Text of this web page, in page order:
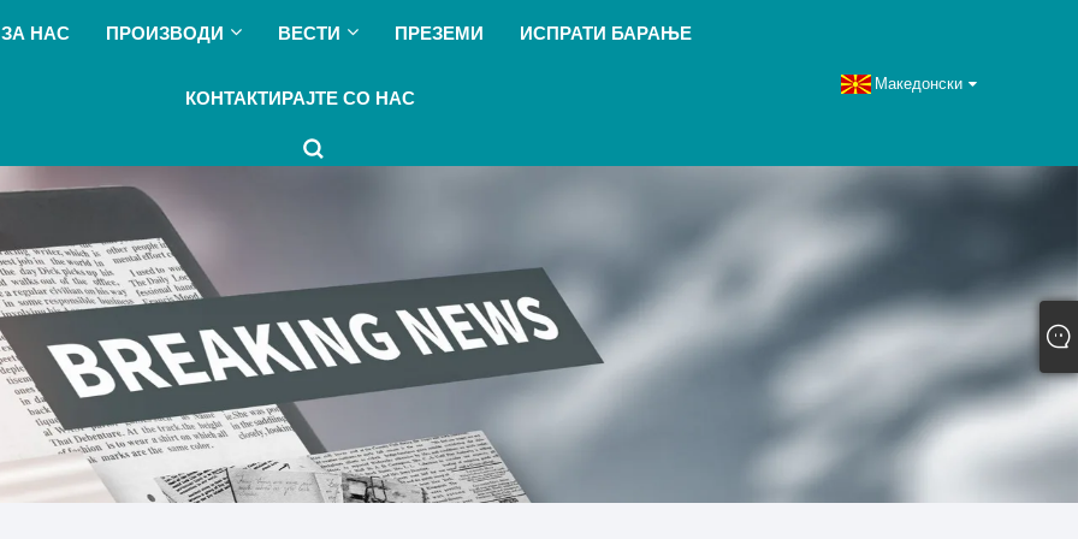
ЗА НАС ПРОИЗВОДИ ВЕСТИ ПРЕЗЕМИ ИСПРАТИ БАРАЊЕ
КОНТАКТИРАЈТЕ СО НАС
Македонски